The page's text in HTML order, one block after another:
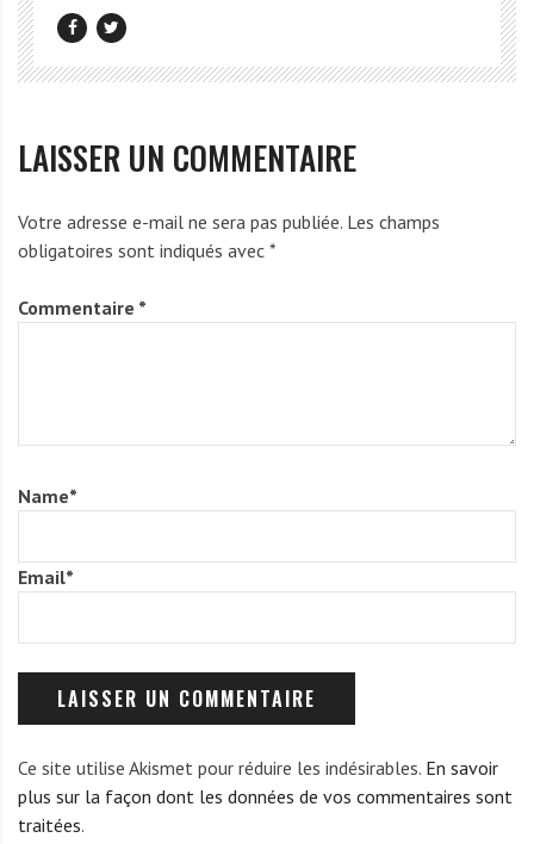
LAISSER UN COMMENTAIRE
Votre adresse e-mail ne sera pas publiée. Les champs
obligatoires sont indiqués avec *
Commentaire *
Name*
Email*
Ce site utilise Akismet pour réduire les indésirables. En savoir
plus sur la façon dont les données de vos commentaires sont
traitées.